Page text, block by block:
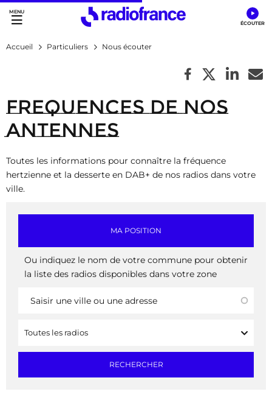
Accès direct :
Menu principal
Contenu
Accueil Particuliers Nous écouter
Frequences de nos
antennes
Toutes les informations pour connaître la fréquence
hertzienne et la desserte en DAB+ de nos radios dans votre
ville.
MA POSITION
Ou indiquez le nom de votre commune pour obtenir
la liste des radios disponibles dans votre zone
Toutes les radios
RECHERCHER